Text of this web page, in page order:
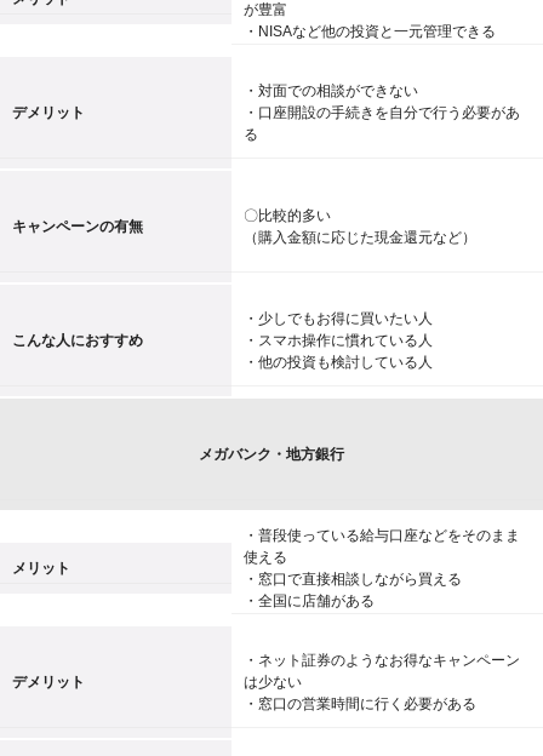
が豊富
・NISAなど他の投資と一元管理できる
デメリット
・対面での相談ができない
・口座開設の手続きを自分で行う必要があ
る
キャンペーンの有無
〇比較的多い
（購入金額に応じた現金還元など）
こんな人におすすめ
・少しでもお得に買いたい人
・スマホ操作に慣れている人
・他の投資も検討している人
メガバンク・地方銀行
メリット
・普段使っている給与口座などをそのまま
使える
・窓口で直接相談しながら買える
・全国に店舗がある
デメリット
・ネット証券のようなお得なキャンペーン
は少ない
・窓口の営業時間に行く必要がある